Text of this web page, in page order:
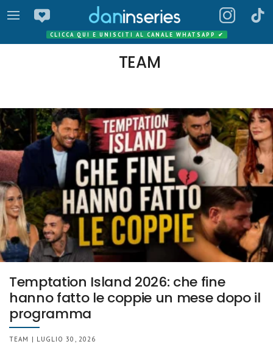
CLICCA QUI E UNISCITI AL CANALE WHATSAPP ✔
TEAM
Temptation Island 2026: che fine
hanno fatto le coppie un mese dopo il
programma
TEAM | LUGLIO 30, 2026